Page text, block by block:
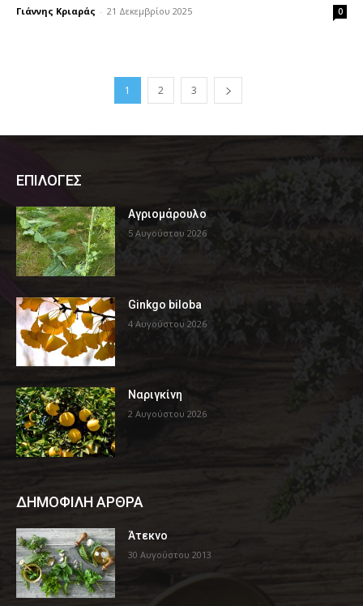
Γιάννης Κριαράς - 21 Δεκεμβρίου 2025 0
1 2 3
ΕΠΙΛΟΓΕΣ
Αγριομάρουλο
5 Αυγούστου 2026
Ginkgo biloba
4 Αυγούστου 2026
Ναριγκίνη
2 Αυγούστου 2026
ΔΗΜΟΦΙΛΗ ΑΡΘΡΑ
Άτεκνο
30 Αυγούστου 2013